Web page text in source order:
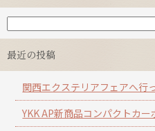
最近の投稿
関西エクステリアフェアへ行
YKK AP新商品コンパクトカー